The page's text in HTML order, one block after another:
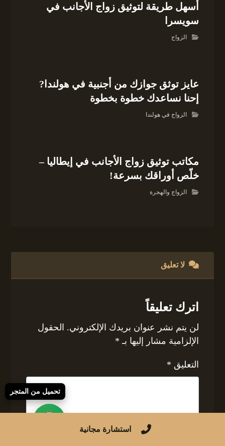
أسهل طريقة لتوثيق زواج الأجانب في
سويسرا
الزواج
عايز توثق جوازك من أجنبية في هولندا?
إحنا نساعدك خطوة بخطوة
الزواج في هولندا
مكاتب توثيق زواج الأجانب في إيطاليا –
خلّص أوراقك بسرعة!
الزواج والهجرة
لا تعليق
اترك تعليقاً
لن يتم نشر عنوان بريدك الإلكتروني. الحقول
الإلزامية مشار إليها بـ *
التعليق *
استشارة مجانية
تحميل من المتجر